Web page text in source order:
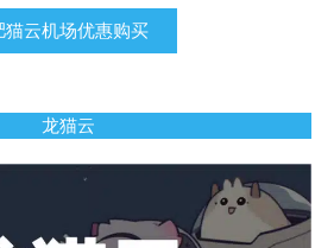
猫云机场优惠购买
龙猫云